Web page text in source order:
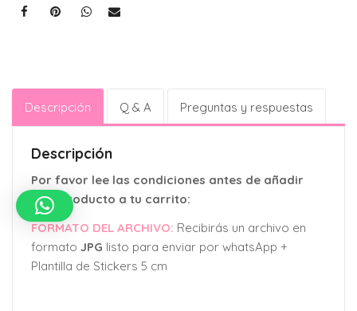
Descripción Q & A Preguntas y respuestas
Descripción
Por favor lee las condiciones antes de añadir
este producto a tu carrito:
FORMATO DEL ARCHIVO: Recibirás un archivo en
formato JPG listo para enviar por whatsApp +
Plantilla de Stickers 5 cm